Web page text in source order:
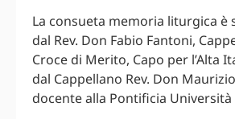
La consueta memoria liturgica è
dal Rev. Don Fabio Fantoni,
Croce di Merito, Capo per l’Alta
dal Cappellano Rev. Don
docente alla Pontificia Università